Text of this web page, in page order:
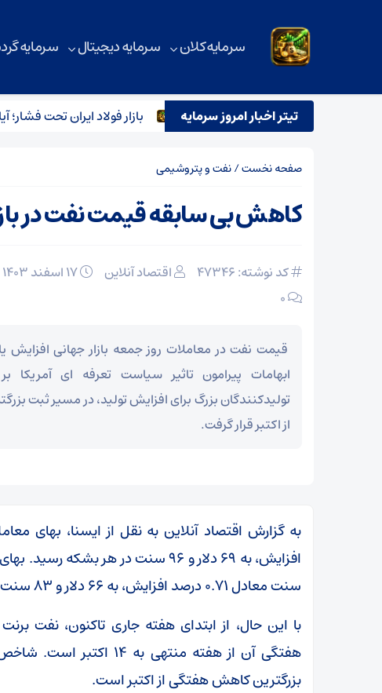
سرمایه کلان سرمایه دیجیتال سرمایه
تیتر اخبار امروز سرمایه
واحدهای فولادی را تعطیل کرد بازار فولاد ایران تحت فشار؛
صفحه نخست/نفت و پتروشیمی
کاهش بی سابقه قیمت نفت در
کد نوشته: 47346 اقتصاد آنلاین
۰
قیمت نفت در معاملات روز جمعه بازار جهانی افزایش
ابهامات پیرامون تاثیر سیاست تعرفه ای آمریکا
تولیدکنندگان بزرگ برای افزایش تولید، در مسیر ثبت
از اکتبر قرار گرفت.
سنت معادل ۰.۷۱ درصد افزایش، به ۶۶ دلار و ۸۳ سنت در هر بشکه رسید.
بزرگترین کاهش هفتگی از اکتبر است.